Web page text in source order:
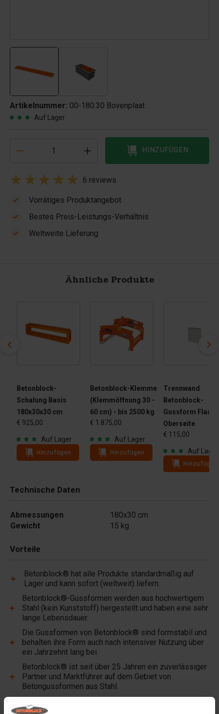
Artikelnummer: 00-180.30 Bovenplaat
Auf Lager
HINZUFÜGEN
6 reviews
Vorrätiges Produktangebot
Bestes Preis-Leistungs-Verhältnis
Weltweite Lieferung
Ähnliche Produkte
Betonblock-
Schalung Basis
180x30x30 cm
€ 925,00
Auf Lager
Hinzufügen
Betonblock-Klemme
(Klemmöffnung 30 -
60 cm) - bis 2500 kg
€ 1.875,00
Auf Lager
Hinzufügen
Trennwand
Betonblock-
Gussform Flache
Oberseite
€ 115,00
Auf Lager
Hinzufügen
Technische Daten
Abmessungen
180x30 cm
Gewicht
15 kg
Vorteile
Betonblock® hat alle Produkte standardmäßig auf
Lager und kann sofort (weltweit) liefern.
Betonblock®-Gussformen werden aus hochwertigem
Stahl (kein Kunststoff) hergestellt und haben eine sehr
lange Lebensdauer.
Die Gussformen von Betonblock® sind formstabil und
behalten ihre Form auch nach intensiver Nutzung über
ein Jahrzehnt lang bei.
Betonblock® ist seit über 25 Jahren ein zuverlässiger
Partner und Marktführer auf dem Gebiet von
Betongussformen aus Stahl.
Nützliche Links